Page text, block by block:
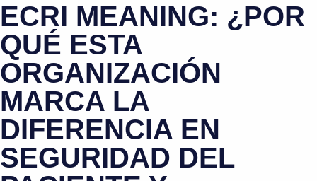
ECRI MEANING: ¿POR
QUÉ ESTA
ORGANIZACIÓN
MARCA LA
DIFERENCIA EN
SEGURIDAD DEL